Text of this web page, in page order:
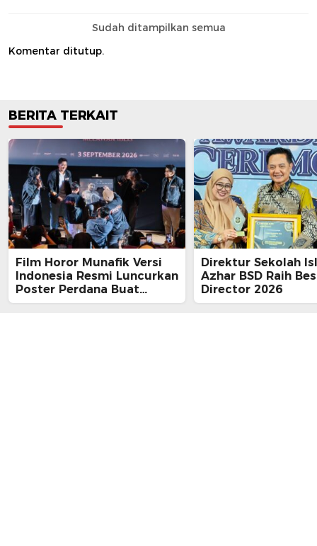
Sudah ditampilkan semua
Komentar ditutup.
BERITA TERKAIT
Film Horor Munafik Versi
Indonesia Resmi Luncurkan
Poster Perdana Buat
Kesan Spiritual Religi
Direktur Sekolah
Azhar BSD Raih
Director 2026